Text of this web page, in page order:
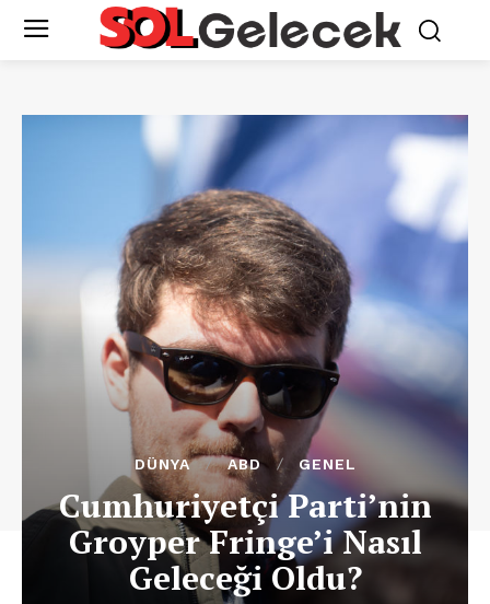
DÜNYA ABD GENEL
Cumhuriyetçi Parti’nin
Groyper Fringe’i Nasıl
Geleceği Oldu?